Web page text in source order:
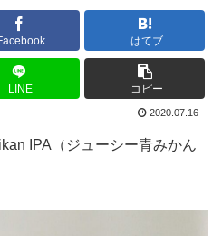
はてブ
LINE コピー
2020.07.16
IPA（ジューシー青みかん